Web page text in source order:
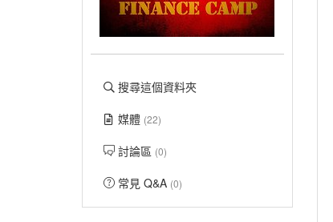
搜尋這個資料夾
媒體 (22)
討論區 (0)
常見 Q&A (0)